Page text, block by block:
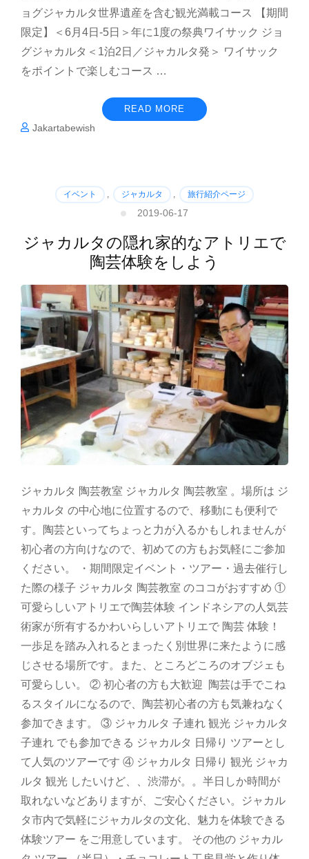
ョグジャカルタ世界遺産を含む観光満載コース 【期間
限定】＜6月4日-5日＞年に1度の祭典ワイサック ジョ
グジャカルタ＜1泊2日／ジャカルタ発＞ ワイサック
をポイントで楽しむコース …
READ MORE
Jakartabewish
イベント ジャカルタ 旅行紹介ページ
2019-06-17
ジャカルタの隠れ家的なアトリエで
陶芸体験をしよう
ジャカルタ 陶芸教室 ジャカルタ 陶芸教室 。場所は ジ
ャカルタ の中心地に位置するので、移動にも便利で
す。陶芸といってちょっと力が入るかもしれませんが
初心者の方向けなので、初めての方もお気軽にご参加
ください。 ・期間限定イベント・ツアー・過去催行し
た際の様子 ジャカルタ 陶芸教室 のココがおすすめ ①
可愛らしいアトリエで陶芸体験 インドネシアの人気芸
術家が所有するかわいらしいアトリエで 陶芸 体験！
一歩足を踏み入れるとまったく別世界に来たように感
じさせる場所です。また、ところどころのオブジェも
可愛らしい。 ② 初心者の方も大歓迎 陶芸は手でこね
るスタイルになるので、陶芸初心者の方も気兼ねなく
参加できます。 ③ ジャカルタ 子連れ 観光 ジャカルタ
子連れ でも参加できる ジャカルタ 日帰り ツアーとし
て人気のツアーです ④ ジャカルタ 日帰り 観光 ジャカ
ルタ 観光 したいけど、、渋滞が。。半日しか時間が
取れないなどありますが、ご安心ください。ジャカル
タ市内で気軽にジャカルタの文化、魅力を体験できる
体験ツアー をご用意しています。 その他の ジャカル